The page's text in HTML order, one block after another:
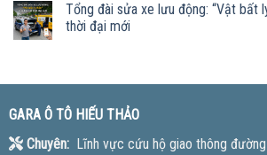
Tổng đài sửa xe lưu động: “Vật bất
thời đại mới
GARA Ô TÔ HIẾU THẢO
Chuyên:Lĩnh vực cứu hộ giao thông đường